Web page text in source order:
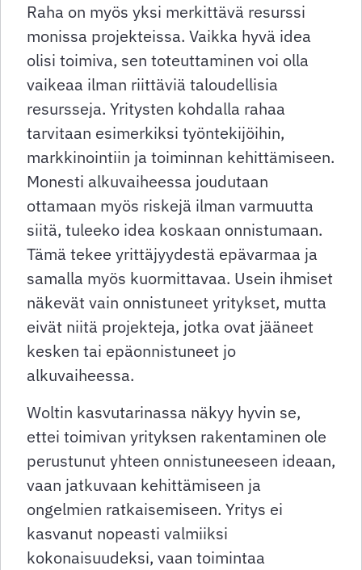
Raha on myös yksi merkittävä resurssi
monissa projekteissa. Vaikka hyvä idea
olisi toimiva, sen toteuttaminen voi olla
vaikeaa ilman riittäviä taloudellisia
resursseja. Yritysten kohdalla rahaa
tarvitaan esimerkiksi työntekijöihin,
markkinointiin ja toiminnan kehittämiseen.
Monesti alkuvaiheessa joudutaan
ottamaan myös riskejä ilman varmuutta
siitä, tuleeko idea koskaan onnistumaan.
Tämä tekee yrittäjyydestä epävarmaa ja
samalla myös kuormittavaa. Usein ihmiset
näkevät vain onnistuneet yritykset, mutta
eivät niitä projekteja, jotka ovat jääneet
kesken tai epäonnistuneet jo
alkuvaiheessa.
Woltin kasvutarinassa näkyy hyvin se,
ettei toimivan yrityksen rakentaminen ole
perustunut yhteen onnistuneeseen ideaan,
vaan jatkuvaan kehittämiseen ja
ongelmien ratkaisemiseen. Yritys ei
kasvanut nopeasti valmiiksi
kokonaisuudeksi, vaan toimintaa